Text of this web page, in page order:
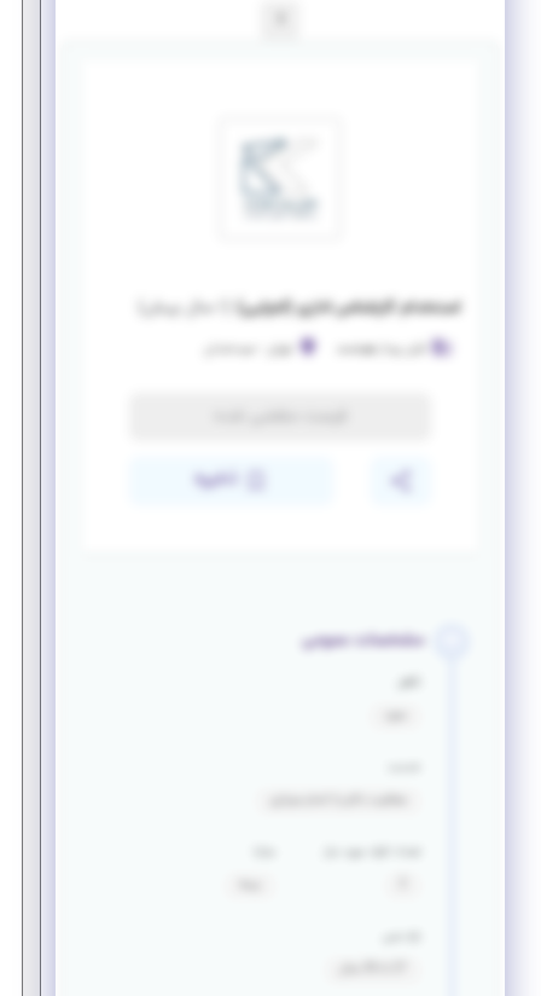
استخدام کارشناس اداری (اجرایی)
ذخیره
مشخصات عمومی